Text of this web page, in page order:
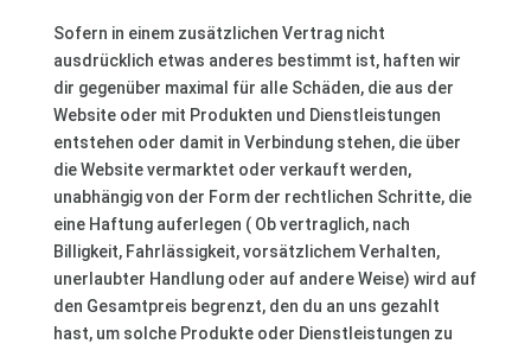
Sofern in einem zusätzlichen Vertrag nicht
ausdrücklich etwas anderes bestimmt ist, haften wir
dir gegenüber maximal für alle Schäden, die aus der
Website oder mit Produkten und Dienstleistungen
entstehen oder damit in Verbindung stehen, die über
die Website vermarktet oder verkauft werden,
unabhängig von der Form der rechtlichen Schritte, die
eine Haftung auferlegen ( Ob vertraglich, nach
Billigkeit, Fahrlässigkeit, vorsätzlichem Verhalten,
unerlaubter Handlung oder auf andere Weise) wird auf
den Gesamtpreis begrenzt, den du an uns gezahlt
hast, um solche Produkte oder Dienstleistungen zu